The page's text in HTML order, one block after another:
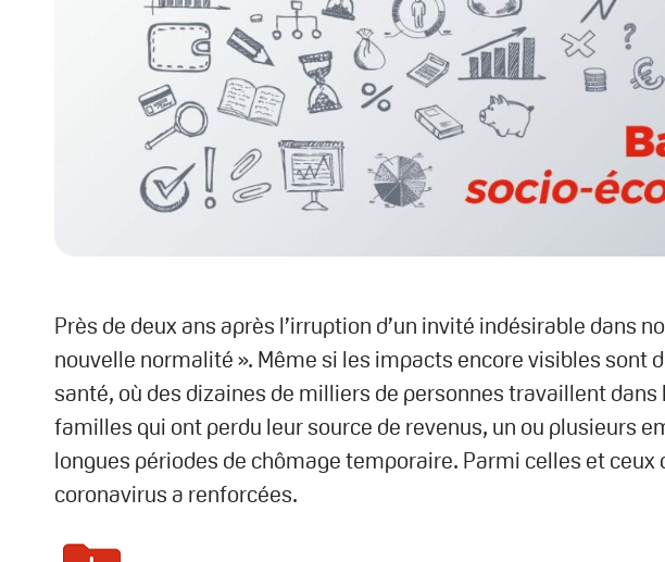
Près de deux ans après l’irruption d’un invité indésirable dans
nouvelle normalité ». Même si les impacts encore visibles sont
santé, où des dizaines de milliers de personnes travaillent
familles qui ont perdu leur source de revenus, un ou plusieurs
longues périodes de chômage temporaire. Parmi celles et
coronavirus a renforcées.